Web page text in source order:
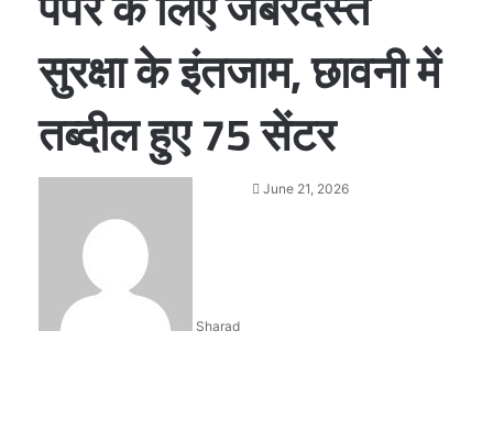
सुरक्षा के इंतजाम, छावनी में
तब्दील हुए 75 सेंटर
Sharad
SendJune 21, 2026